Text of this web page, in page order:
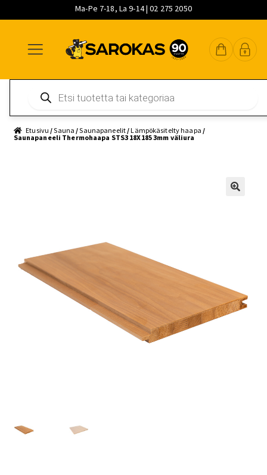
Ma-Pe 7-18, La 9-14 | 02 275 2050
navigointiin
sisältöön
pääsisältöön
search
Etusivu /Sauna /Saunapaneelit /Lämpökäsitelty haapa /
Saunapaneeli Thermohaapa STS3 18X185 3mm väliura